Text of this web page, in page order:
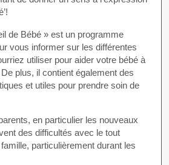
de Bébé » est un programme
vous informer sur les différentes
utiliser pour aider votre bébé à
plus, il contient également des
et utiles pour prendre soin de
en particulier les nouveaux
des difficultés avec le tout
particulièrement durant les